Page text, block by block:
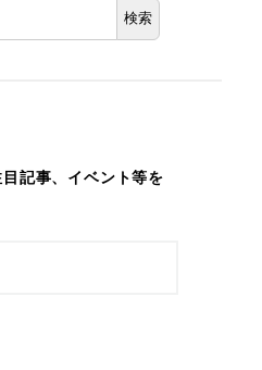
検索
記事、イベント等を